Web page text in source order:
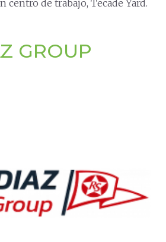
centro de trabajo, Tecade Yard.
GROUP